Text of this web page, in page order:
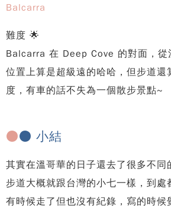
Balcarra
難度 🌟
Balcarra 在 Deep Cove 的對面，從
位置上算是超級遠的哈哈，但步道還
度，有車的話不失為一個散步景點~
●● 小結
其實在溫哥華的日子還去了很多不同
步道大概就跟台灣的小七一樣，到處
有時候走了但也沒有紀錄，寫的時候